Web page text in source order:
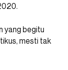
yang begitu
mesti tak